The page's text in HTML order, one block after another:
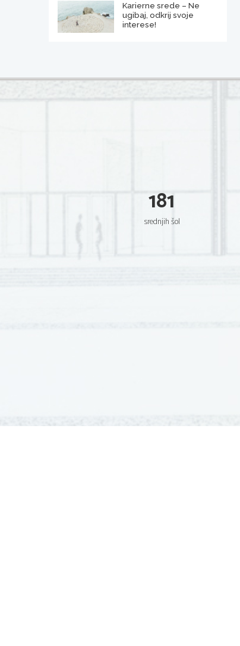
Karierne srede – Ne
ugibaj, odkrij svoje
interese!
181
srednjih šol